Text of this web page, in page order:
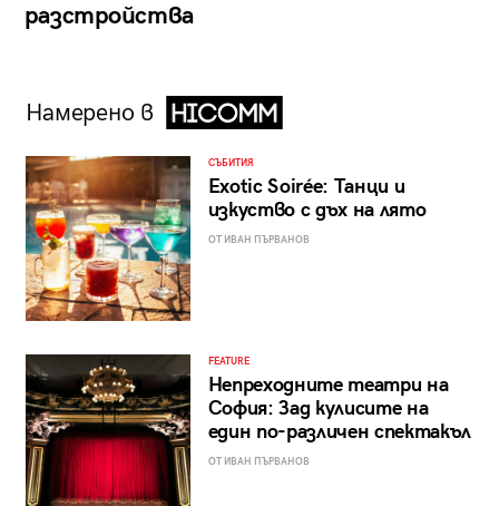
разстройства
Намерено в
СЪБИТИЯ
Exotic Soirée: Танци и
изкуство с дъх на лято
ОТ ИВАН ПЪРВАНОВ
FEATURE
Непреходните театри на
София: Зад кулисите на
един по-различен спектакъл
ОТ ИВАН ПЪРВАНОВ